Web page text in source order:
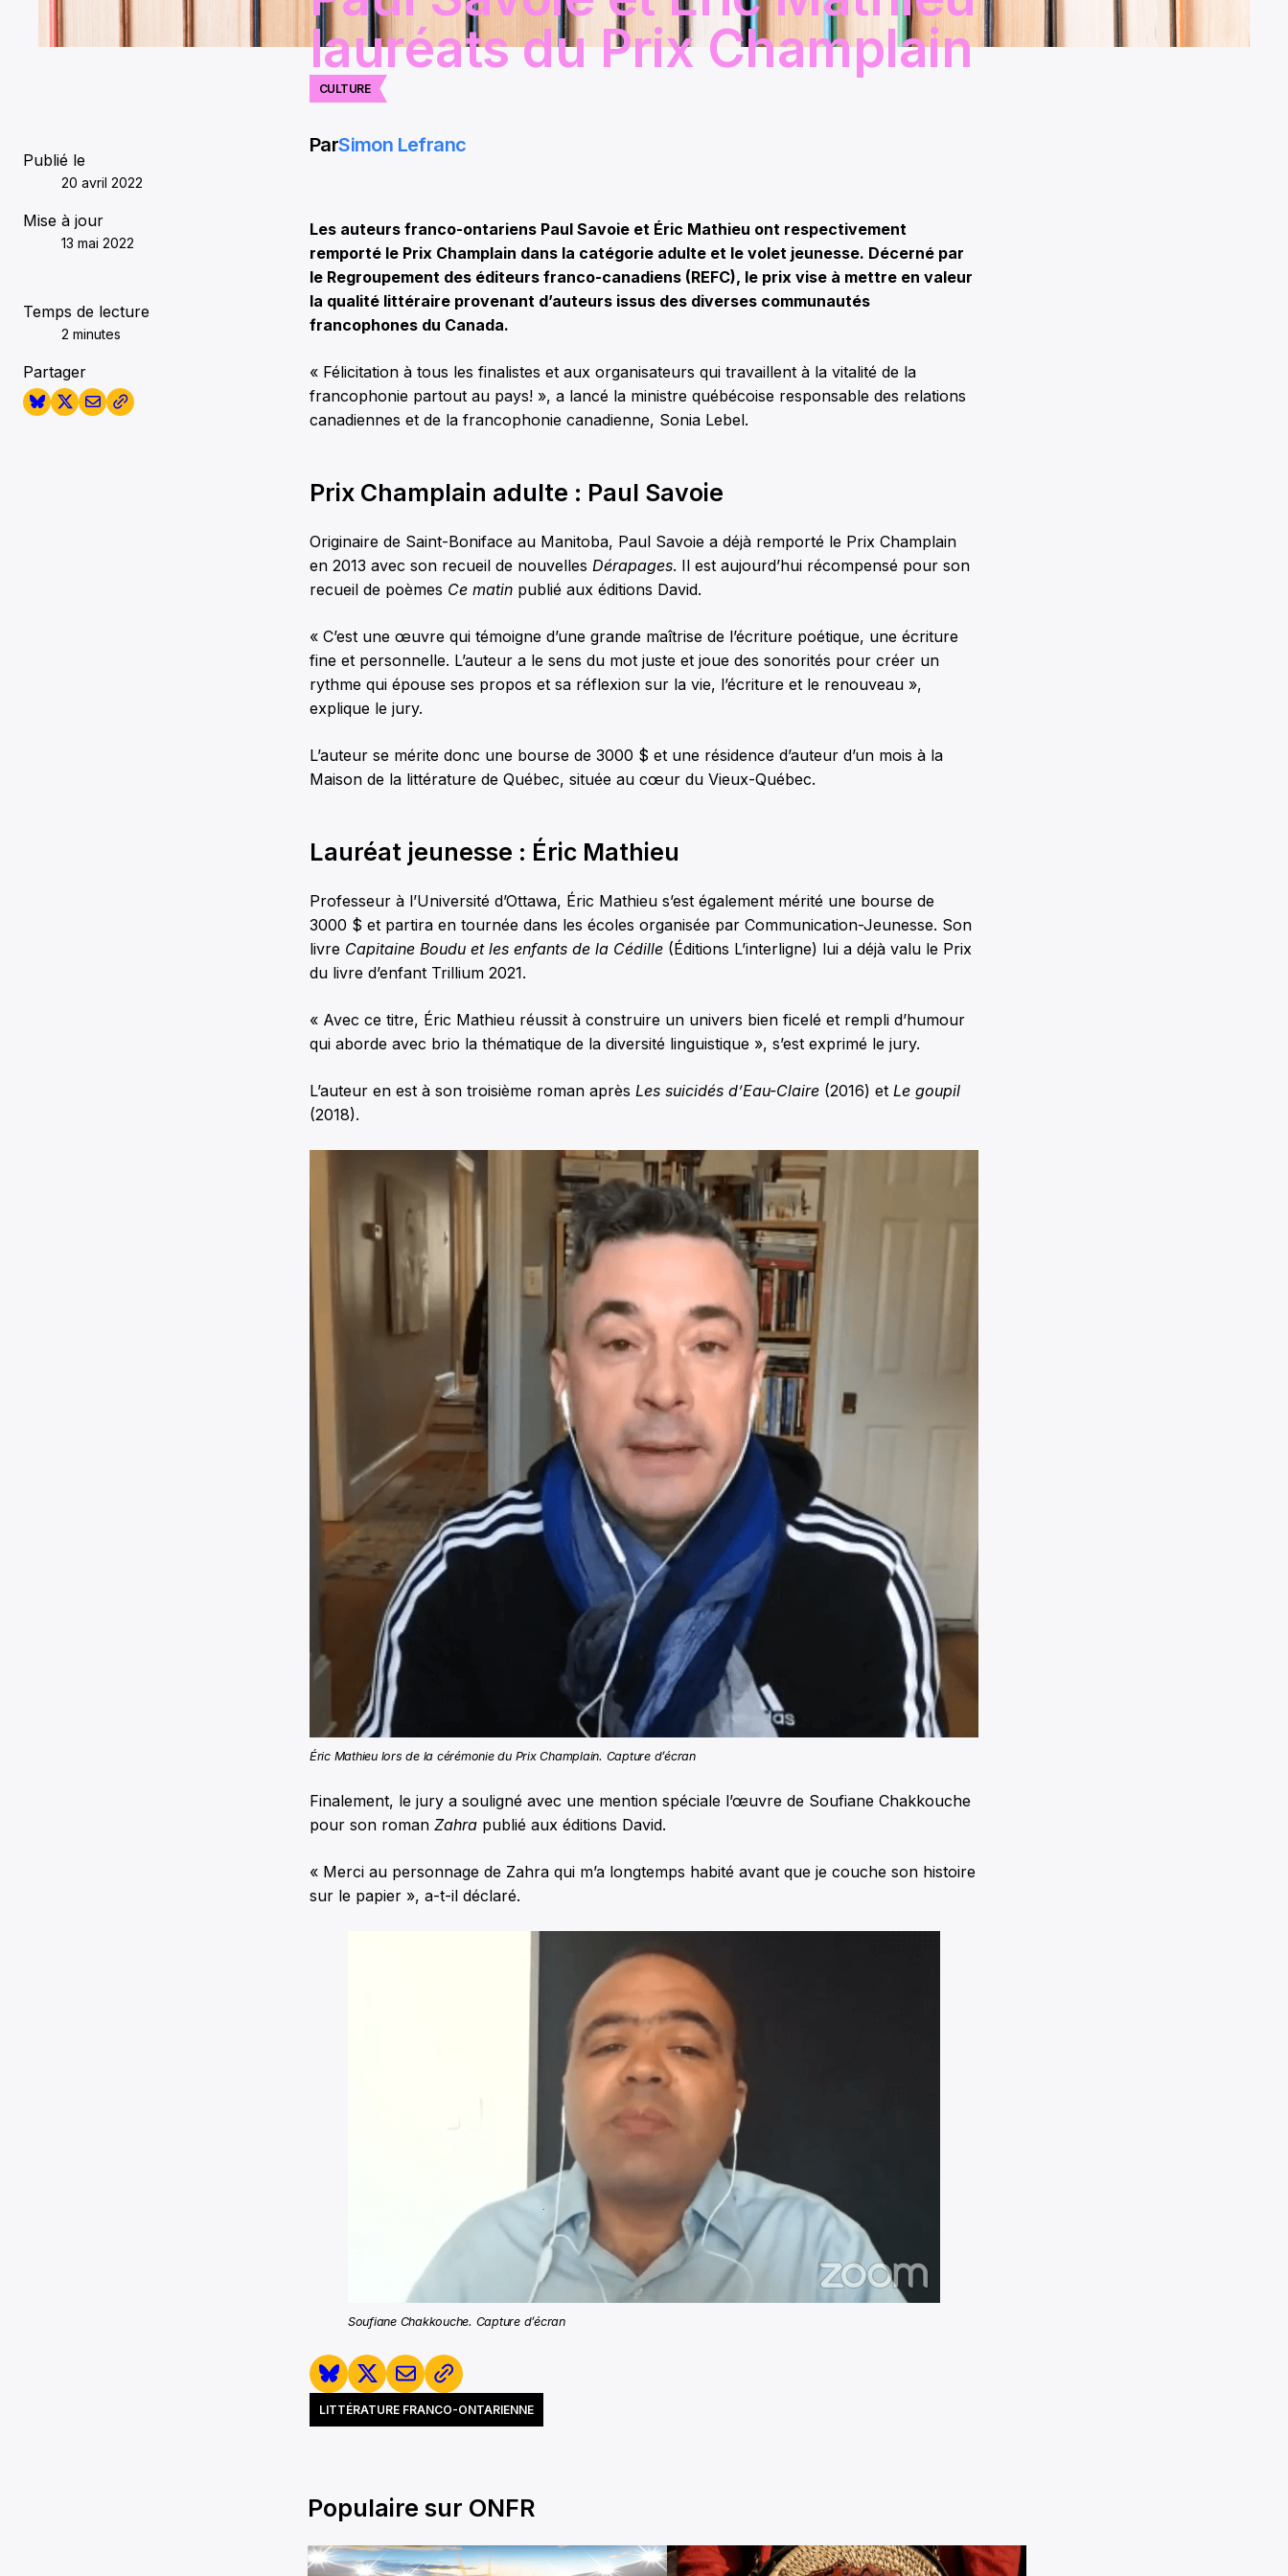
CULTURE
lauréats du Prix Champlain
Publié le
20 avril 2022
Mise à jour
13 mai 2022
Temps de lecture
2 minutes
Partager
ParSimon Lefranc
Les auteurs franco-ontariens Paul Savoie et Éric Mathieu ont respectivement
remporté le Prix Champlain dans la catégorie adulte et le volet jeunesse. Décerné par
le Regroupement des éditeurs franco-canadiens (REFC), le prix vise à mettre en valeur
la qualité littéraire provenant d’auteurs issus des diverses communautés
francophones du Canada.
« Félicitation à tous les finalistes et aux organisateurs qui travaillent à la vitalité de la
francophonie partout au pays! », a lancé la ministre québécoise responsable des relations
canadiennes et de la francophonie canadienne, Sonia Lebel.
Prix Champlain adulte : Paul Savoie
Originaire de Saint-Boniface au Manitoba, Paul Savoie a déjà remporté le Prix Champlain
en 2013 avec son recueil de nouvelles Dérapages. Il est aujourd’hui récompensé pour son
recueil de poèmes Ce matin publié aux éditions David.
« C’est une œuvre qui témoigne d’une grande maîtrise de l’écriture poétique, une écriture
fine et personnelle. L’auteur a le sens du mot juste et joue des sonorités pour créer un
rythme qui épouse ses propos et sa réflexion sur la vie, l’écriture et le renouveau »,
explique le jury.
L’auteur se mérite donc une bourse de 3000 $ et une résidence d’auteur d’un mois à la
Maison de la littérature de Québec, située au cœur du Vieux-Québec.
Lauréat jeunesse : Éric Mathieu
Professeur à l’Université d’Ottawa, Éric Mathieu s’est également mérité une bourse de
3000 $ et partira en tournée dans les écoles organisée par Communication-Jeunesse. Son
livre Capitaine Boudu et les enfants de la Cédille (Éditions L’interligne) lui a déjà valu le Prix
du livre d’enfant Trillium 2021.
« Avec ce titre, Éric Mathieu réussit à construire un univers bien ficelé et rempli d’humour
qui aborde avec brio la thématique de la diversité linguistique », s’est exprimé le jury.
L’auteur en est à son troisième roman après Les suicidés d’Eau-Claire (2016) et Le goupil
(2018).
Éric Mathieu lors de la cérémonie du Prix Champlain. Capture d’écran
Finalement, le jury a souligné avec une mention spéciale l’œuvre de Soufiane Chakkouche
pour son roman Zahra publié aux éditions David.
« Merci au personnage de Zahra qui m’a longtemps habité avant que je couche son histoire
sur le papier », a-t-il déclaré.
Soufiane Chakkouche. Capture d’écran
LITTÉRATURE FRANCO-ONTARIENNE
Populaire sur ONFR